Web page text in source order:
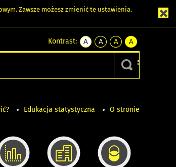
Zawsze możesz zmienić te ustawienia.
Kontrast:
A
kontrast
A
kontrast
czarnym
A
kontrast
żółty
tekst
czarnym
A
kontrast
czarny
tekst
żółtym
Edukacja statystyczna O stronie